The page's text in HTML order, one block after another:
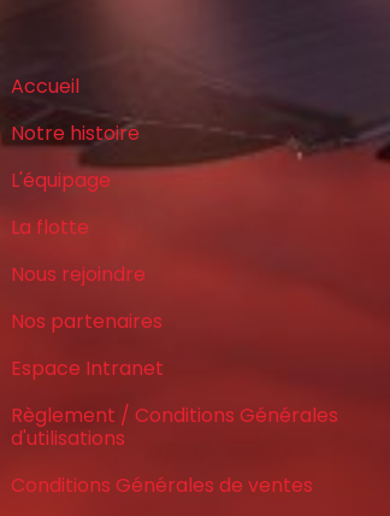
Accueil
Notre histoire
L'équipage
La flotte
Nous rejoindre
Nos partenaires
Espace Intranet
Règlement / Conditions Générales
d'utilisations
Conditions Générales de ventes